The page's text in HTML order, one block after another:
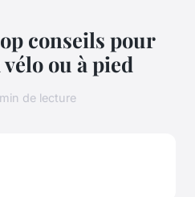
conseils pour
ou à pied
de lecture